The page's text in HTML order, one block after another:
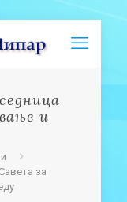
и
за